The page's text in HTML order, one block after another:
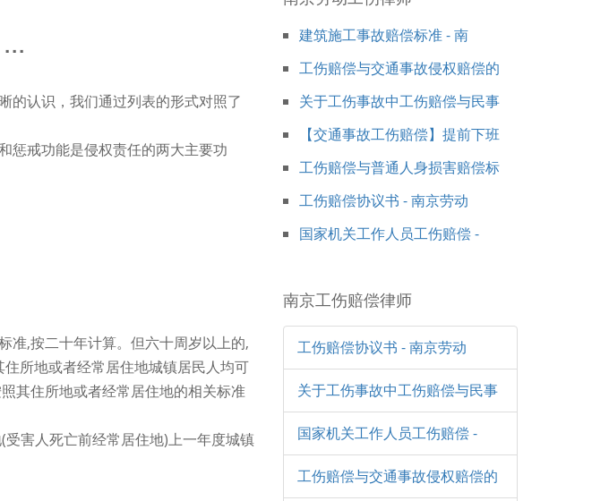
的认识，我们通过列表的形式对照了
惩戒功能是侵权责任的两大主要功
准,按二十年计算。但六十周岁以上的,
所地或者经常居住地城镇居民人均可
其住所地或者经常居住地的相关标准
害人死亡前经常居住地)上一年度城镇
建筑施工事故赔偿标准 - 南
工伤赔偿与交通事故侵权赔偿的
关于工伤事故中工伤赔偿与民事
【交通事故工伤赔偿】提前下班
工伤赔偿与普通人身损害赔偿标
工伤赔偿协议书 - 南京劳动
国家机关工作人员工伤赔偿 -
南京工伤赔偿律师
工伤赔偿协议书 - 南京劳动
关于工伤事故中工伤赔偿与民事
国家机关工作人员工伤赔偿 -
工伤赔偿与交通事故侵权赔偿的